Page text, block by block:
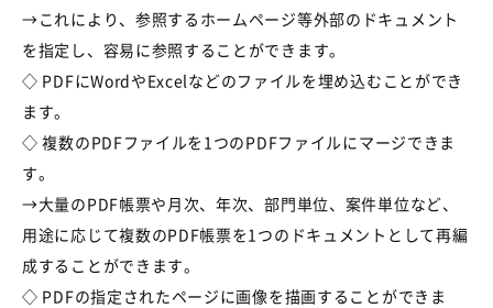
→これにより、参照するホームページ等外部のドキュメント
を指定し、容易に参照することができます。
◇ PDFにWordやExcelなどのファイルを埋め込むことができ
ます。
◇ 複数のPDFファイルを1つのPDFファイルにマージできま
す。
→大量のPDF帳票や月次、年次、部門単位、案件単位など、
用途に応じて複数のPDF帳票を1つのドキュメントとして再編
成することができます。
◇ PDFの指定されたページに画像を描画することができま